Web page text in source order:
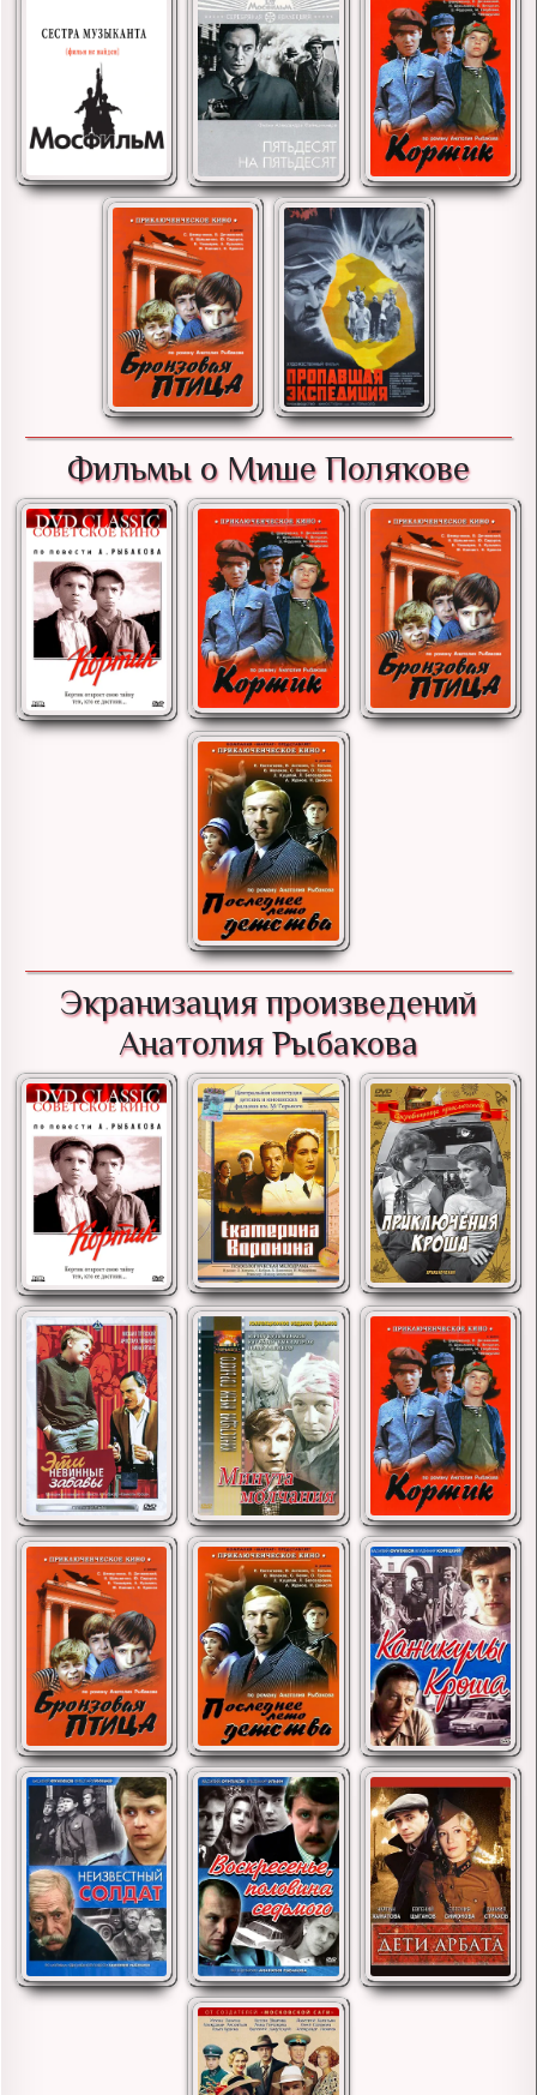
Фильмы о Мише Полякове
Экранизация произведений
Анатолия Рыбакова